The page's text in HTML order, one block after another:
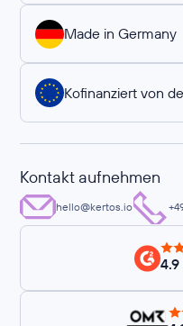
Made in Germany
Kofinanziert von
Kontakt aufnehmen
hello@kertos.io